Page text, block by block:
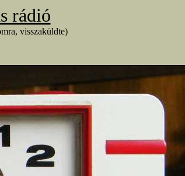
rádió
visszaküldte)